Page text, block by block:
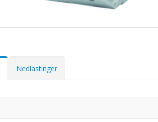
Nedlastinger